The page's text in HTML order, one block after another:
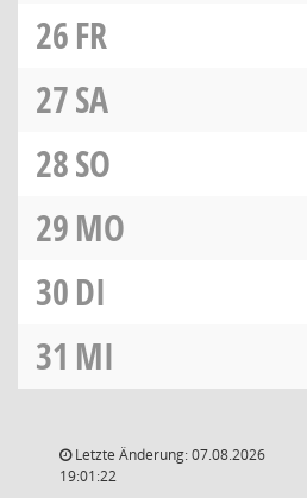
26FR
27SA
28SO
29MO
30DI
31 MI
Letzte Änderung: 07.08.2026
19:01:22